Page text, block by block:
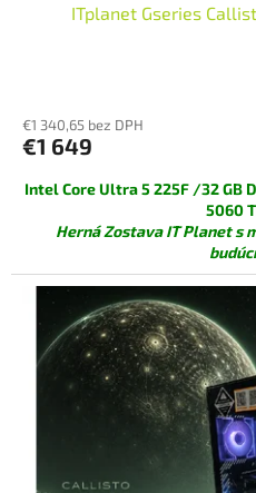
ITplanet Gseries
€1 340,65 bez DPH
€1 649
Intel Core Ultra 5 225F /32 GB
5060
Herná Zostava IT Planet s